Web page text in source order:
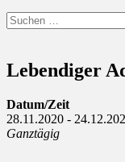
Suchen
Suchen
nach:
Lebendiger
Datum/Zeit
28.11.2020 -
Ganztägig